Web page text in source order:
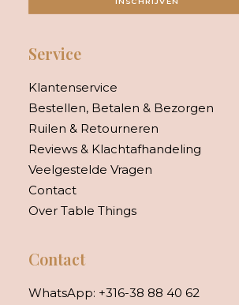
Service
Klantenservice
Bestellen, Betalen & Bezorgen
Ruilen & Retourneren
Reviews & Klachtafhandeling
Veelgestelde Vragen
Contact
Over Table Things
Contact
WhatsApp: +316-38 88 40 62